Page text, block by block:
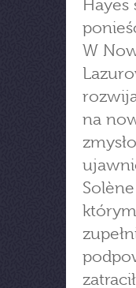
Hayes
W
na